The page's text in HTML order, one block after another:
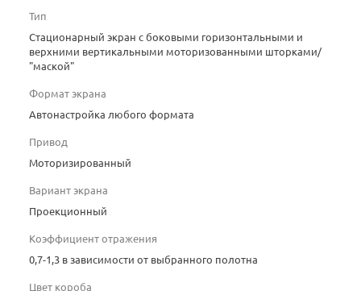
Тип
Стационарный экран с боковыми горизонтальными и
верхними вертикальными моторизованными шторками/
"маской"
Формат экрана
Автонастройка любого формата
Привод
Моторизированный
Вариант экрана
Проекционный
Коэффициент отражения
0,7-1,3 в зависимости от выбранного полотна
Цвет короба